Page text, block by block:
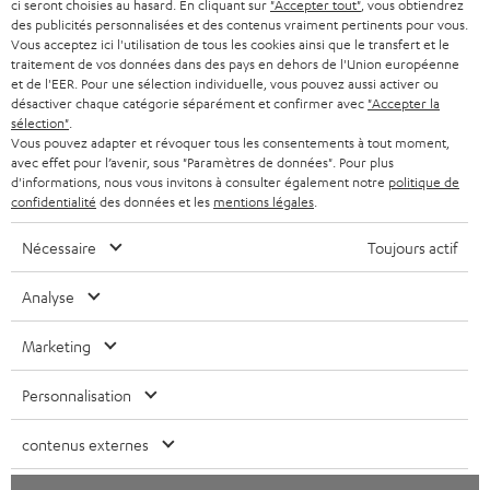
l
e
t
t
e
r
CASQUES AUDIO
CASQUES BLUETOOTH AUDIO
SYSTEMES COMPLETS
ENCEINTES
ULTIMA
ÉCOUTEURS INTRA-AURICULAIRES
FANSHOP
NOUVEAUTÉS
NEWSLETTER
MAGASINS
AVANTAGES D’ACHAT
L’HISTOIRE DE TEUFEL
PAYS-BAS
BELGIQUE
FRANCE
POLOGNE
ITALIE
USA
AUTRES PAYS
Sous réserve de modifications techniques, de fautes de frappe et d’autres
erreurs. Les accessoires figurant sur l’image ne font pas partie du contenu de
Mentions légales CGV
ci seront choisies au hasard. En cliquant sur "Accepter tout" , vous obtiendrez
des publicités personnalisées et des contenus vraiment pertinents pour vous.
Vous acceptez ici l'utilisation de tous les cookies ainsi que le transfert et le
traitement de vos données dans des pays en dehors de l'Union européenne
et de l'EER. Pour une sélection individuelle, vous pouvez aussi activer ou
désactiver chaque catégorie séparément et confirmer avec "Accepter la
sélection"
Vous pouvez adapter et révoquer tous les consentements à tout moment,
avec effet pour l’avenir, sous "Paramètres de données". Pour plus
d'informations, nous vous invitons à consulter également notre politique de
confidentialité des données et les mentions légales
Nécessaire Toujours actif
Analyse
Marketing
Personnalisation
contenus externes